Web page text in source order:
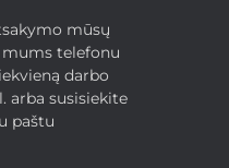
mūsų
mums telefonu
darbo
arba susisiekite
paštu